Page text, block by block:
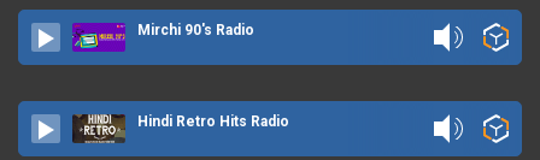
Mirchi 90's Radio
Hindi Retro Hits Radio